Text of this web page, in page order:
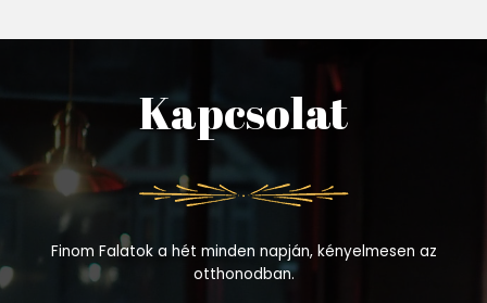
Kapcsolat
Finom Falatok a hét minden napján, kényelmesen az
otthonodban.